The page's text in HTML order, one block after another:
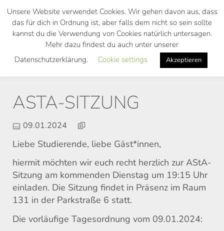
Skip
main
ASTA-SITZUNG
09.01.2024
Liebe Studierende, liebe Gäst*innen,
hiermit möchten wir euch recht herzlich zur AStA-
Sitzung am kommenden Dienstag um 19:15 Uhr
einladen. Die Sitzung findet in Präsenz im Raum
131 in der Parkstraße 6 statt.
Die vorläufige Tagesordnung vom 09.01.2024:
Unsere Website verwendet Cookies. Wir gehen davon aus, dass
das für dich in Ordnung ist, aber falls dem nicht so sein sollte
kannst du die Verwendung von Cookies natürlich untersagen.
Mehr dazu findest du auch unter unserer
Datenschutzerklärung.
Cookie settings Akzeptieren